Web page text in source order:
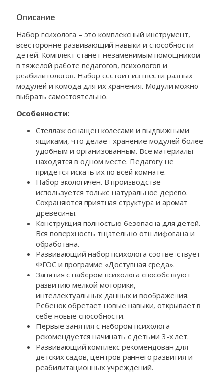
Описание
Набор психолога – это комплексный инструмент,
всесторонне развивающий навыки и способности
детей. Комплект станет незаменимым помощником
в тяжелой работе педагогов, психологов и
реабилитологов. Набор состоит из шести разных
модулей и комода для их хранения. Модули можно
выбрать самостоятельно.
Особенности:
Стеллаж оснащен колесами и выдвижными
ящиками, что делает хранение модулей более
удобным и организованным. Все материалы
находятся в одном месте. Педагогу не
придется искать их по всей комнате.
Набор экологичен. В производстве
используется только натуральное дерево.
Сохраняются приятная структура и аромат
древесины.
Конструкция полностью безопасна для детей.
Вся поверхность тщательно отшлифована и
обработана.
Развивающий набор психолога соответствует
ФГОС и программе «Доступная среда».
Занятия с набором психолога способствуют
развитию мелкой моторики,
интеллектуальных данных и воображения.
Ребенок обретает новые навыки, открывает в
себе новые способности.
Первые занятия с набором психолога
рекомендуется начинать с детьми 3-х лет.
Развивающий комплекс рекомендован для
детских садов, центров раннего развития и
реабилитационных учреждений.